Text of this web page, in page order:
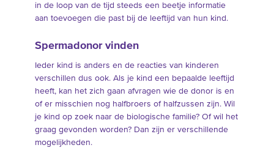
in de loop van de tijd steeds een beetje informatie
aan toevoegen die past bij de leeftijd van hun kind.
Spermadonor vinden
Ieder kind is anders en de reacties van kinderen
verschillen dus ook. Als je kind een bepaalde leeftijd
heeft, kan het zich gaan afvragen wie de donor is en
of er misschien nog halfbroers of halfzussen zijn. Wil
je kind op zoek naar de biologische familie? Of wil het
graag gevonden worden? Dan zijn er verschillende
mogelijkheden.